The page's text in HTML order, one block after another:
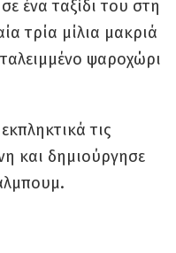
ένα ταξίδι του στη
τρία μίλια μακριά
ψαροχώρι
τις
και δημιούργησε